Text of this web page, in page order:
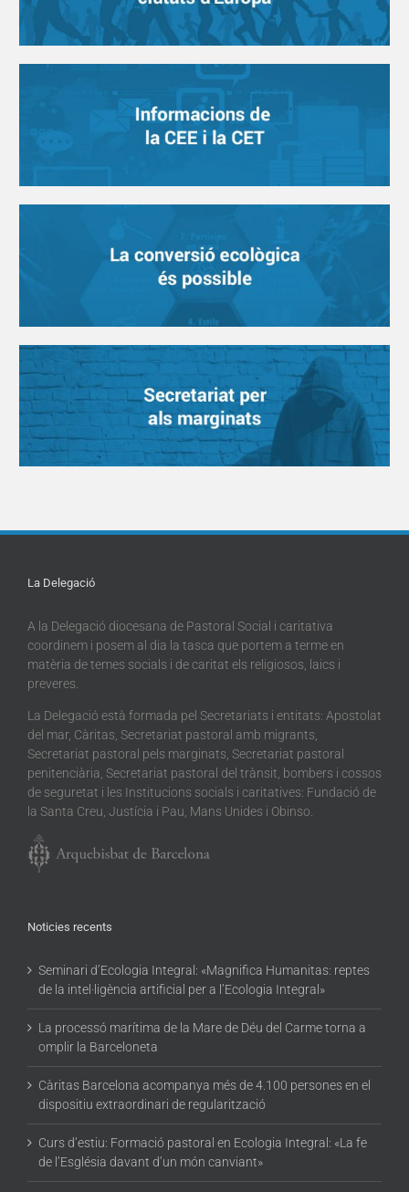
La Delegació
A la Delegació diocesana de Pastoral Social i caritativa
coordinem i posem al dia la tasca que portem a terme en
matèria de temes socials i de caritat els religiosos, laics i
preveres.
La Delegació està formada pel Secretariats i entitats: Apostolat
del mar, Càritas, Secretariat pastoral amb migrants,
Secretariat pastoral pels marginats, Secretariat pastoral
penitenciària, Secretariat pastoral del trànsit, bombers i cossos
de seguretat i les Institucions socials i caritatives: Fundació de
la Santa Creu, Justícia i Pau, Mans Unides i Obinso.
Noticies recents
Seminari d’Ecologia Integral: «Magnifica Humanitas: reptes
de la intel·ligència artificial per a l’Ecologia Integral»
La processó marítima de la Mare de Déu del Carme torna a
omplir la Barceloneta
Càritas Barcelona acompanya més de 4.100 persones en el
dispositiu extraordinari de regularització
Curs d’estiu: Formació pastoral en Ecologia Integral: «La fe
de l’Església davant d’un món canviant»